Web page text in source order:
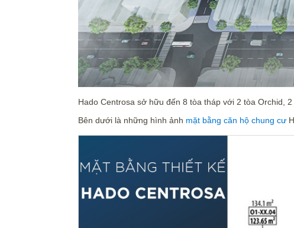
Hado Centrosa sở hữu đến 8 tòa tháp với 2 tòa Orchid,
Bên dưới là những hình ảnh mặt bằng căn hộ chung cư